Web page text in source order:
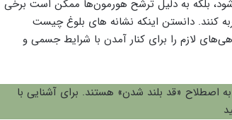
بلکه به دلیل ترشح هورمون‌ها ممکن است برخی
کنند. دانستن اینکه نشانه های بلوغ چیست
لازم را برای کنار آمدن با شرایط جسمی و
اصطلاح «قد بلند شدن» هستند. برای آشنایی با